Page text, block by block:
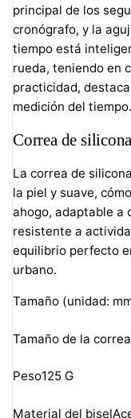
principal de los
cronógrafo, y la
tiempo está
rueda, teniendo en
practicidad,
medición del tiempo.
Correa de silicona
La correa de
la piel y suave,
ahogo, adaptable a
resistente a
equilibrio perfecto
urbano.
Tamaño (unidad:
Tamaño de la
Peso125 G
Material del